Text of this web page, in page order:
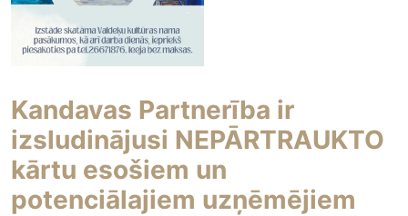
Kandavas Partnerība ir
izsludinājusi NEPĀRTRAUKTO
kārtu esošiem un
potenciālajiem uzņēmējiem